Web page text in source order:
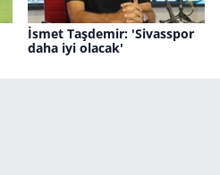
İsmet Taşdemir: 'Sivasspor
daha iyi olacak'